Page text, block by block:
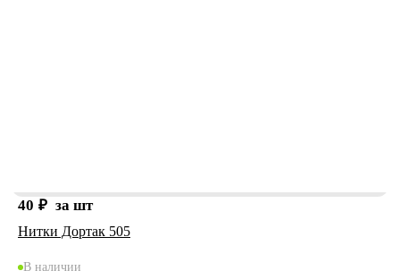
40 ₽ за шт
Нитки Дортак 505
В наличии